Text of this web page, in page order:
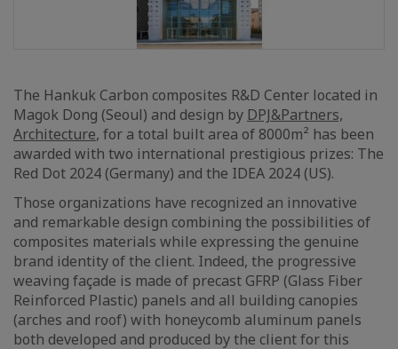
The Hankuk Carbon composites R&D Center located in
Magok Dong (Seoul) and design by DPJ&Partners,
Architecture, for a total built area of 8000m² has been
awarded with two international prestigious prizes: The
Red Dot 2024 (Germany) and the IDEA 2024 (US).
Those organizations have recognized an innovative
and remarkable design combining the possibilities of
composites materials while expressing the genuine
brand identity of the client. Indeed, the progressive
weaving façade is made of precast GFRP (Glass Fiber
Reinforced Plastic) panels and all building canopies
(arches and roof) with honeycomb aluminum panels
both developed and produced by the client for this